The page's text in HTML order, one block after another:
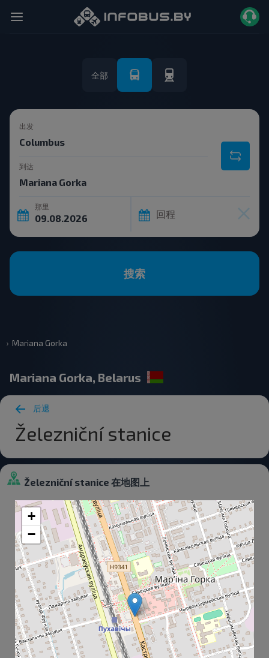
全部
出发
到达
那里
回程
搜索
Mariana Gorka
Mariana Gorka, Belarus
后退
Železniční stanice
Železniční stanice 在地图上
+
−